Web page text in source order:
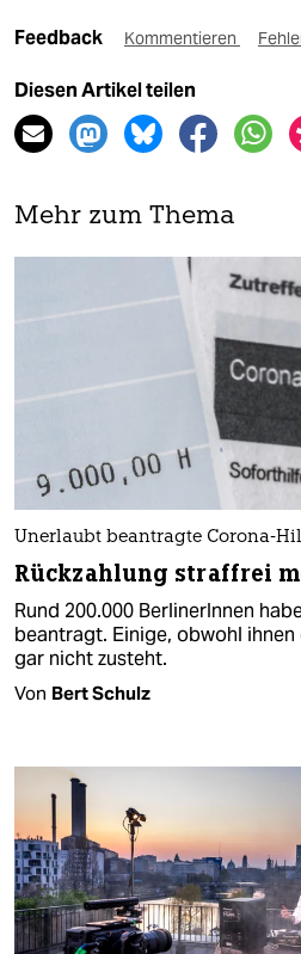
Feedback Kommentieren
Diesen Artikel teilen
Mehr zum Thema
Unerlaubt beantragte Corona-
Rückzahlung straffrei
Rund 200.000 BerlinerInnen
beantragt. Einige, obwohl
gar nicht zusteht.
Von Bert Schulz